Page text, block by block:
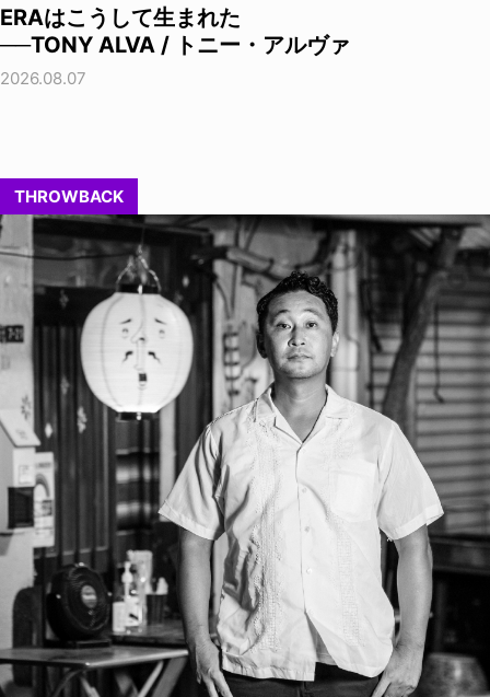
ERAはこうして生まれた
──TONY ALVA / トニー・アルヴァ
2026.08.07
THROWBACK